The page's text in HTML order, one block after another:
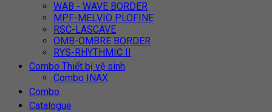
WAB - WAVE BORDER
MPF-MELVIO PLOFINE
RSC-LASCAVE
OMB-OMBRE BORDER
RYS-RHYTHMIC II
Combo Thiết bị vệ sinh
Combo INAX
Combo
Catalogue